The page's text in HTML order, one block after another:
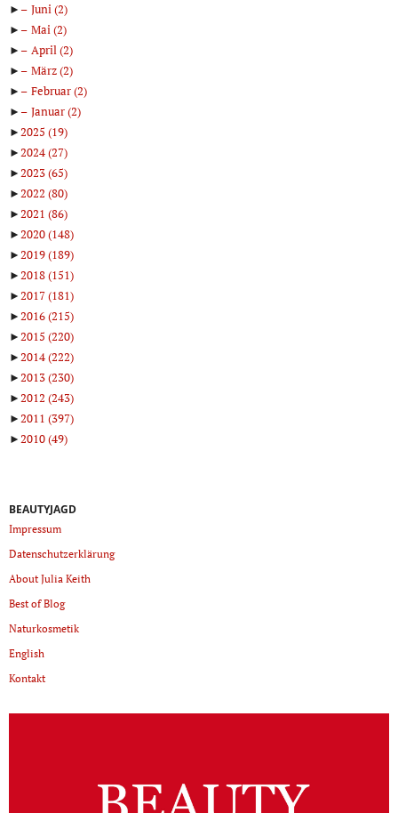
►
Juni(2)
►
Mai(2)
►
April(2)
►
März(2)
►
Februar(2)
►
Januar(2)
►2025 (19)
►2024(27)
►2023(65)
►2022 (80)
►2021 (86)
►2020(148)
►2019(189)
►2018(151)
►2017(181)
►2016(215)
►2015 (220)
►2014(222)
►2013(230)
►2012 (243)
►2011 (397)
►2010(49)
BEAUTYJAGD
Impressum
Datenschutzerklärung
About Julia Keith
Best of Blog
Naturkosmetik
English
Kontakt